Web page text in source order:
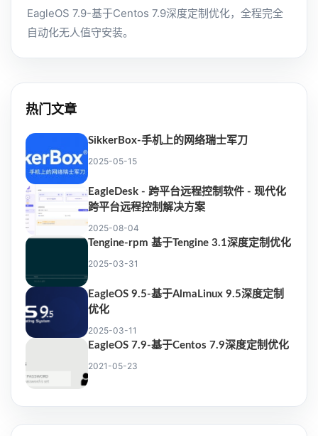
EagleOS 7.9-基于Centos 7.9深度定制优化，全程完全
自动化无人值守安装。
热门文章
SikkerBox-手机上的网络瑞士军刀
2025-05-15
EagleDesk - 跨平台远程控制软件 - 现代化
跨平台远程控制解决方案
2025-08-04
Tengine-rpm 基于Tengine 3.1深度定制优化
2025-03-31
EagleOS 9.5-基于AlmaLinux 9.5深度定制
优化
2025-03-11
EagleOS 7.9-基于Centos 7.9深度定制优化
2021-05-23